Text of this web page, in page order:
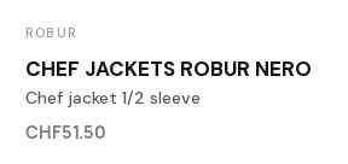
ROBUR
CHEF JACKETS ROBUR NERO
Chef jacket 1/2 sleeve
CHF51.50